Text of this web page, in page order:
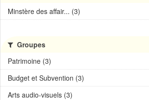
Minstère des affair... (3)
Groupes
Patrimoine (3)
Budget et Subvention (3)
Arts audio-visuels (3)